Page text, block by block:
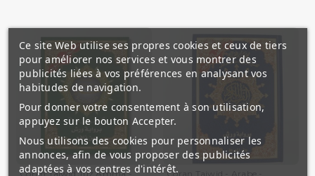
Coran Tajwid Juz Amma - Coran Tajwid - Arabe -
Ce site Web utilise ses propres cookies et ceux de tiers
pour améliorer nos services et vous montrer des
publicités liées à vos préférences en analysant vos
habitudes de navigation.
Pour donner votre consentement à son utilisation,
appuyez sur le bouton Accepter.
Nous utilisons des cookies pour personnaliser les
annonces, afin de vous proposer des publicités
adaptées à vos centres d'intérêt.